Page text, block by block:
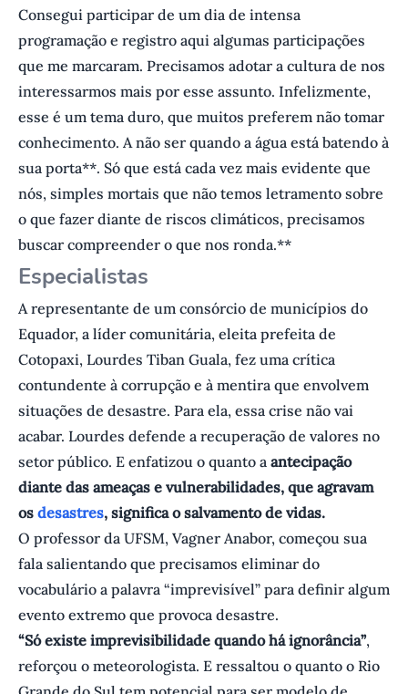
Consegui participar de um dia de intensa
programação e registro aqui algumas participações
que me marcaram. Precisamos adotar a cultura de nos
interessarmos mais por esse assunto. Infelizmente,
esse é um tema duro, que muitos preferem não tomar
conhecimento. A não ser quando a água está batendo à
sua porta**. Só que está cada vez mais evidente que
nós, simples mortais que não temos letramento sobre
o que fazer diante de riscos climáticos, precisamos
buscar compreender o que nos ronda.**
Especialistas
A representante de um consórcio de municípios do
Equador, a líder comunitária, eleita prefeita de
Cotopaxi, Lourdes Tiban Guala, fez uma crítica
contundente à corrupção e à mentira que envolvem
situações de desastre. Para ela, essa crise não vai
acabar. Lourdes defende a recuperação de valores no
setor público. E enfatizou o quanto a antecipação
diante das ameaças e vulnerabilidades, que agravam
os desastres, significa o salvamento de vidas.
O professor da UFSM, Vagner Anabor, começou sua
fala salientando que precisamos eliminar do
vocabulário a palavra “imprevisível” para definir algum
evento extremo que provoca desastre.
“Só existe imprevisibilidade quando há ignorância”,
reforçou o meteorologista. E ressaltou o quanto o Rio